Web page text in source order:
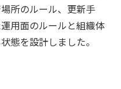
所のルール、更新手
運用面のルールと組織体
態を設計しました。